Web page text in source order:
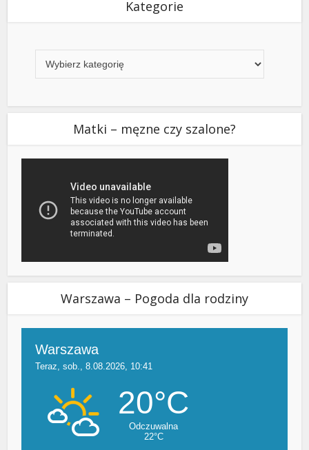
Kategorie
Matki – męzne czy szalone?
Warszawa – Pogoda dla rodziny